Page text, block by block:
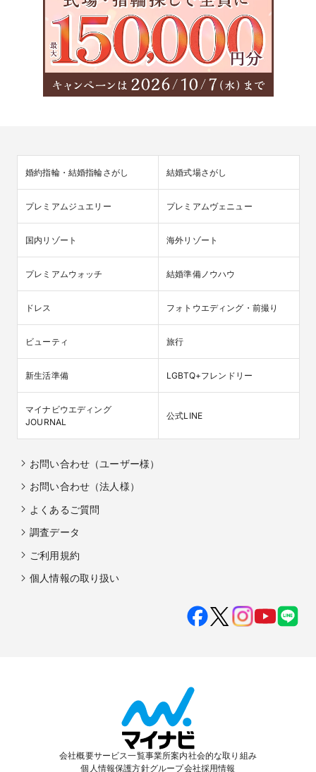
婚約指輪・結婚指輪さがし 結婚式場さがし
プレミアムジュエリー プレミアムヴェニュー
国内リゾート 海外リゾート
プレミアムウォッチ 結婚準備ノウハウ
ドレス フォトウエディング・前撮り
ビューティ 旅行
新生活準備 LGBTQ+フレンドリー
マイナビウエディング
JOURNAL
公式LINE
お問い合わせ（ユーザー様）
お問い合わせ（法人様）
よくあるご質問
調査データ
ご利用規約
個人情報の取り扱い
会社概要サービス一覧事業所案内社会的な取り組み
個人情報保護方針グループ会社採用情報